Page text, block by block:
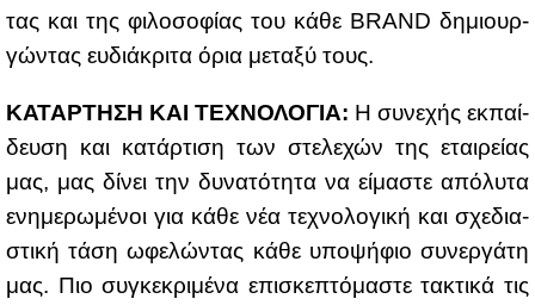
τας και της φι­λο­σο­φί­ας του κά­θε BRAND δη­μιουρ­
γώ­ντας ευ­διά­κρι­τα όρια με­τα­ξύ τους.
ΚΑ­ΤΑΡ­ΤΗ­ΣΗ ΚΑΙ ΤΕ­ΧΝΟ­ΛΟ­ΓΙΑ: Η συ­νε­χής εκ­παί­
δευ­ση και κα­τάρ­τι­ση των στε­λε­χών της εται­ρεί­ας
μας, μας δί­νει την δυ­να­τό­τη­τα να εί­μα­στε από­λυ­τα
ενη­με­ρω­μέ­νοι για κά­θε νέα τε­χνο­λο­γι­κή και σχε­δια­
στι­κή τά­ση ωφε­λώ­ντας κά­θε υπο­ψή­φιο συ­νερ­γά­τη
μας. Πιο συ­γκε­κρι­μέ­να επι­σκε­πτό­μα­στε τα­κτι­κά τις